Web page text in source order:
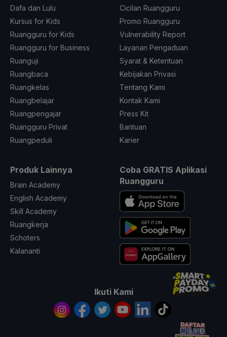
Dafa dan Lulu
Kursus for Kids
Ruangguru for Kids
Ruangguru for Business
Ruanguji
Ruangbaca
Ruangkelas
Ruangbelajar
Ruangpengajar
Ruangguru Privat
Ruangpeduli
Cicilan Ruangguru
Promo Ruangguru
Vulnerability Report
Layanan Pengaduan
Syarat & Ketentuan
Kebijakan Privasi
Tentang Kami
Kontak Kami
Press Kit
Bantuan
Karier
Produk Lainnya
Brain Academy
English Academy
Skill Academy
Ruangkerja
Schoters
Kalananti
Coba GRATIS Aplikasi
Ruangguru
Ikuti Kami